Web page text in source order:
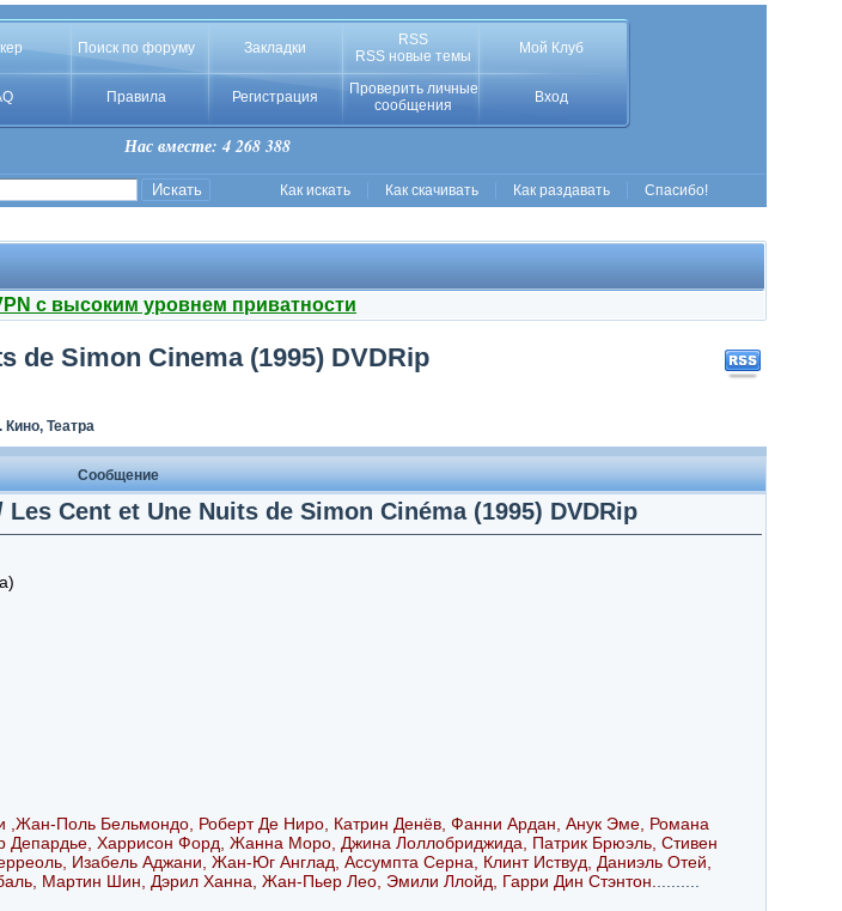
Поиск по форуму Закладки
RSS
RSS новые темы
Мой Клуб
Правила Регистрация
Проверить личные
сообщения
Вход
Нас вместе: 4 268 388
Как искать Как скачивать Как раздавать Спасибо!
с высоким уровнем приватности
Simon Cinema (1995) DVDRip
Театра
Сообщение
Cent et Une Nuits de Simon Cinéma (1995) DVDRip
Поль Бельмондо, Роберт Де Ниро, Катрин Денёв, Фанни Ардан, Анук Эме, Романа
Харрисон Форд, Жанна Моро, Джина Лоллобриджида, Патрик Брюэль, Стивен
Изабель Аджани, Жан-Юг Англад, Ассумпта Серна, Клинт Иствуд, Даниэль Отей,
Мартин Шин, Дэрил Ханна, Жан-Пьер Лео, Эмили Ллойд, Гарри Дин Стэнтон.